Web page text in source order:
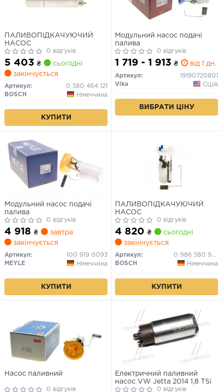
ПАЛИВОПІДКАЧУЮЧИЙ
НАСОС
0 відгуків
5 403 ₴
сьогодні
закінчується
Артикул:
0 580 464 121
BOSCH
Німеччина
КУПИТИ
Модульний насос подачі
палива
0 відгуків
1 719 - 1 913 ₴ від 1 дн.
Артикул:
19190720801
Vika
США
ВИБРАТИ ЦІНУ
Модульний насос подачі
палива
0 відгуків
4 918 ₴
завтра
закінчується
Артикул:
100 919 0093
MEYLE
Німеччина
КУПИТИ
ПAЛИВОПІДКАЧУЮЧИЙ
НАСОС
0 відгуків
4 820 ₴
сьогодні
закінчується
Артикул:
0 986 580 940
BOSCH
Німеччина
КУПИТИ
Насос паливний
0 відгуків
Електричний паливний
насос VW Jetta 2014 1,8 TSi
0 відгуків